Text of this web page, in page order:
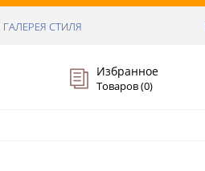
ГАЛЕРЕЯ СТИЛЯ
Избранное
Товаров (0)